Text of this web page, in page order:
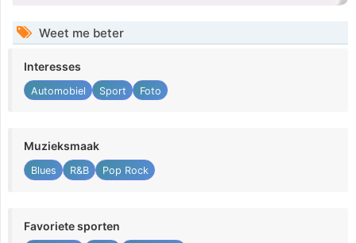
Weet me beter
Interesses
Automobiel Sport Foto
Muzieksmaak
Blues R&B Pop Rock
Favoriete sporten